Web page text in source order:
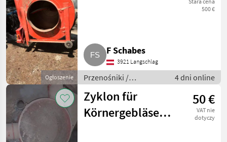
Ogłoszenie
500 €
F Schabes
3921 Langschlag
Przenośniki /
Przenośniki dmuchawe
4 dni online
Zyklon für
Körnergebläse
50 €
VAT nie
dotyczy